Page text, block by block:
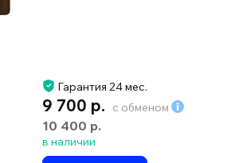
Гарантия 24 мес.
9 700 р. с обменом
10 400 р.
в наличии